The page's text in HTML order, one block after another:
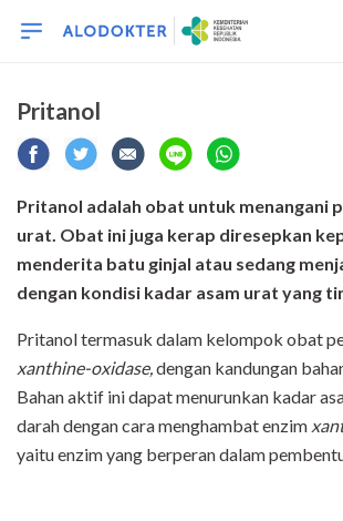
Pritanol
Pritanol adalah obat untuk menangani
urat. Obat ini juga kerap diresepkan
menderita batu ginjal atau sedang
dengan kondisi kadar asam urat yang
Pritanol termasuk dalam kelompok obat
xanthine-oxidase,dengan kandungan
Bahan aktif ini dapat menurunkan kadar
darah dengan cara menghambat enzim
yaitu enzim yang berperan dalam